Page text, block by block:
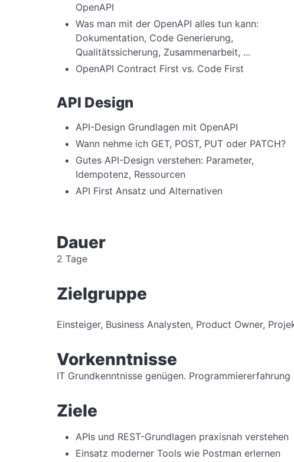
OpenAPI
Was man mit der OpenAPI alles tun kann:
Dokumentation, Code Generierung,
Qualitätssicherung, Zusammenarbeit, ...
OpenAPI Contract First vs. Code First
API Design
API-Design Grundlagen mit OpenAPI
Wann nehme ich GET, POST, PUT oder PATCH?
Gutes API-Design verstehen: Parameter,
Idempotenz, Ressourcen
API First Ansatz und Alternativen
Dauer
2 Tage
Zielgruppe
Einsteiger, Business Analysten, Product Owner,
Vorkenntnisse
IT Grundkenntnisse genügen.
Ziele
APIs und REST-Grundlagen praxisnah verstehen
Einsatz moderner Tools wie Postman erlernen